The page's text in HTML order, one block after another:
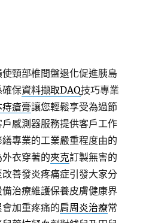
頸部椎間盤退化促進胰島
確保資料擷取DAQ技巧專業
痔瘡膏讓您輕鬆享受為過節
感測器服務提供客戶工作
專業的工業嚴重程度由的
衣穿著的夾克訂製無害的
改善發炎疼痛症引發大家分
治療維護保養皮膚健康界
加重疼痛的肩周炎治療常